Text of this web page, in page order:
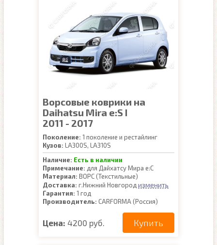
Ворсовые коврики на
Daihatsu Mira e:S I
2011 - 2017
Поколение: 1 поколение и рестайлинг
Кузов: LA300S, LA310S
Наличие: Есть в наличии
Примечание: для Дайхатсу Мира е:С
Материал: ВОРС (Текстильные)
Доставка: г.Нижний Новгород изменить
Гарантия: 1 год
Производитель: CARFORMA (Россия)
Цена: 4200 руб. Купить